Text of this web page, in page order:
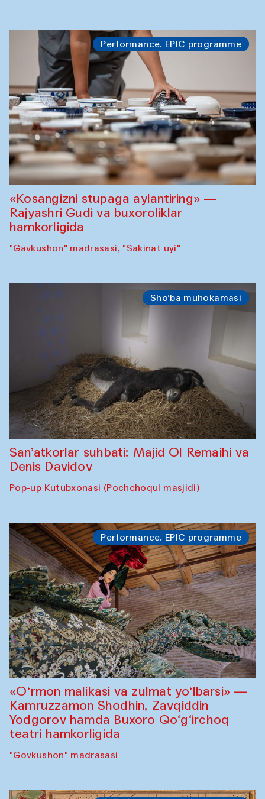
Performance. EPIC programme
«Kosangizni stupaga aylantiring» —
Rajyashri Gudi va buxoroliklar
hamkorligida
"Gavkushon" madrasasi, "Sakinat uyi"
Sho‘ba muhokamasi
San’atkorlar suhbati: Majid Ol Remaihi va
Denis Davidov
Pop-up Kutubxonasi (Pochchoqul masjidi)
Performance. EPIC programme
«O‘rmon malikasi va zulmat yo‘lbarsi» —
Kamruzzamon Shodhin, Zavqiddin
Yodgorov hamda Buxoro Qo‘g‘irchoq
teatri hamkorligida
"Govkushon" madrasasi